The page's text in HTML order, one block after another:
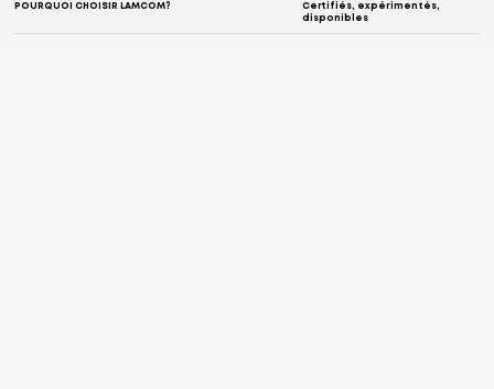
POURQUOI CHOISIR LAMCOM?
Certifiés, expérimentés,
disponibles